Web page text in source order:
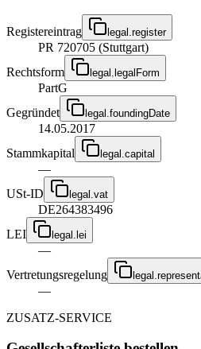
Registereintrag legal.register
PR 720705 (Stuttgart)
Rechtsform
legal.legalForm
PartG
Gegründet
legal.foundingDate
14.05.2017
Stammkapital
legal.capital
—
USt-ID
legal.vat
DE264383496
LEI
legal.lei
—
Vertretungsregelung
—
ZUSATZ-SERVICE